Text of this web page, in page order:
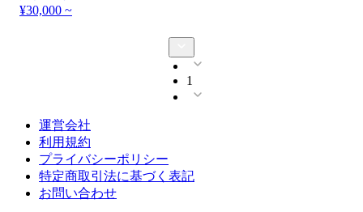
¥30,000 ~
1
運営会社
利用規約
プライバシーポリシー
特定商取引法に基づく表記
お問い合わせ